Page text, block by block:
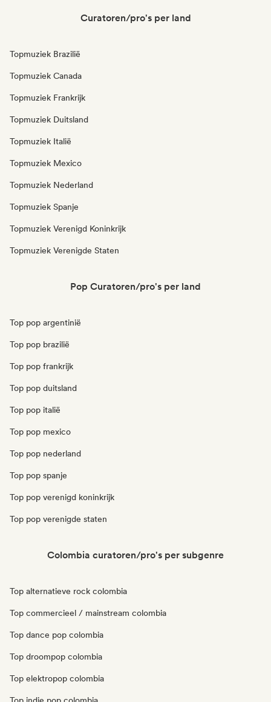
Curatoren/pro's per land
Topmuziek Brazilië
Topmuziek Canada
Topmuziek Frankrijk
Topmuziek Duitsland
Topmuziek Italië
Topmuziek Mexico
Topmuziek Nederland
Topmuziek Spanje
Topmuziek Verenigd Koninkrijk
Topmuziek Verenigde Staten
Pop Curatoren/pro's per land
Top pop argentinië
Top pop brazilië
Top pop frankrijk
Top pop duitsland
Top pop italië
Top pop mexico
Top pop nederland
Top pop spanje
Top pop verenigd koninkrijk
Top pop verenigde staten
Colombia curatoren/pro's per subgenre
Top alternatieve rock colombia
Top commercieel / mainstream colombia
Top dance pop colombia
Top droompop colombia
Top elektropop colombia